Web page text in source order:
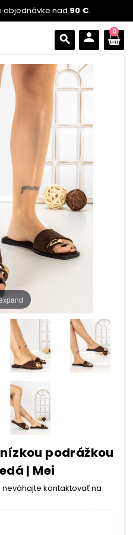
objednávke nad 90 €.
search person 0
podrážkou
| Mei
kontaktovať na